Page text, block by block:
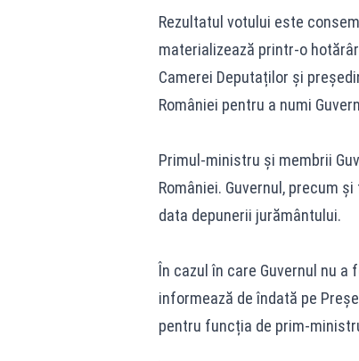
Rezultatul votului este
materializează printr-o
Camerei Deputaților și
României pentru a numi
Primul-ministru și membrii
României. Guvernul, precum
data depunerii jurământului.
În cazul în care Guvernul nu
informează de îndată pe
pentru funcția de prim-